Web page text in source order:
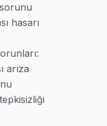
- Garantili
binlerce kişi gibi
Meydanı
olmadan iş
hasarı
arıza